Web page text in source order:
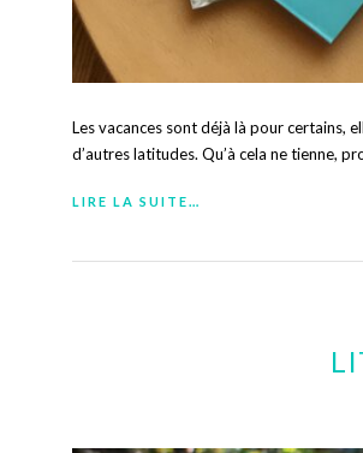
Les vacances sont déjà là pour certains,
d’autres latitudes. Qu’à cela ne tienne,
LIRE LA SUITE…